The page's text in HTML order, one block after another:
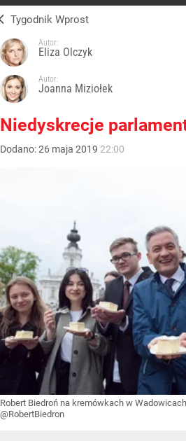
Tygodnik Wprost
Autor:
Eliza Olczyk
Autor:
Joanna Miziołek
Niedyskrecje
Dodano:26 maja 2019 22:00
Robert Biedroń na kremówkach w Wadowicach
@RobertBiedron